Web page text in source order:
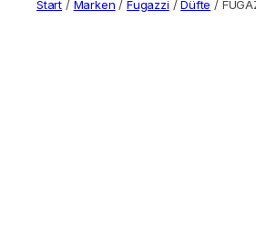
Start / Marken / Fugazzi /Düfte /